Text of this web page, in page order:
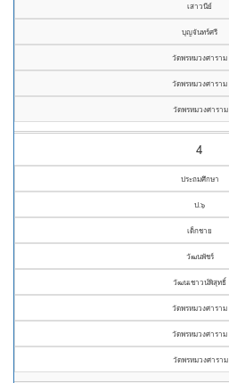
เสาวนีย์
บุญจันทร์ศรี
วัดพรหมวงศาราม
วัดพรหมวงศาราม
วัดพรหมวงศาราม
4
ประถมศึกษา
ป.๖
เด็กชาย
วัฒนพัชร์
วัฒนเชาวน์พิสุทธิ์
วัดพรหมวงศาราม
วัดพรหมวงศาราม
วัดพรหมวงศาราม